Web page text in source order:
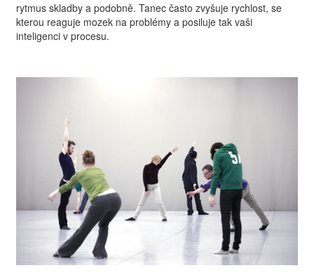
rytmus skladby a podobně. Tanec často zvyšuje rychlost, se
kterou reaguje mozek na problémy a posiluje tak vaši
inteligenci v procesu.